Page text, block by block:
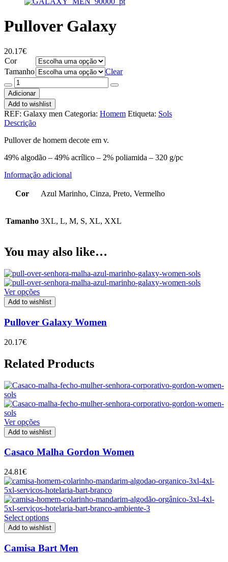
Pullover Galaxy
20.17€
Cor
Tamanho
Clear
Quantidade
de
Pullover
Galaxy
Adicionar
Add to wishlist
REF: Galaxy men Categoria: Homem Etiqueta: Sols
Descrição
Pullover de homem decote em v.
49% algodão – 49% acrílico – 2% poliamida – 320 g/pc
Informação adicional
Cor Azul Marinho, Cinza, Preto, Vermelho
Tamanho 3XL, L, M, S, XL, XXL
You may also like…
Ver opções
Add to wishlist
Pullover Galaxy Women
20.17€
Related Products
Ver opções
Add to wishlist
Casaco Malha Gordon Women
24.81€
Select options
Add to wishlist
Camisa Bart Men